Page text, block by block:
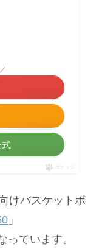
ポチップ
けバスケットボ
」
っています。